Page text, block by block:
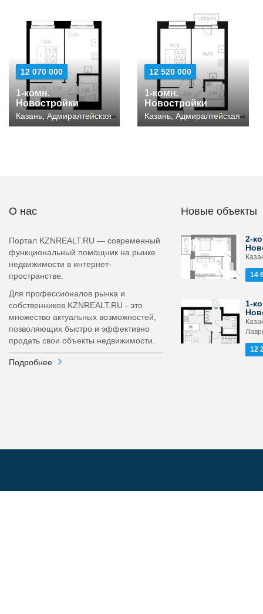
12 070 000
1-комн.
Новостройки
Казань, Адмиралтейская
12 520 000
1-комн.
Новостройки
Казань, Адмиралтейская
О нас
Портал KZNREALT.RU — современный
функциональный помощник на рынке
недвижимости в интернет-
пространстве.
Для профессионалов рынка и
собственников KZNREALT.RU - это
множество актуальных возможностей,
позволяющих быстро и эффективно
продать свои объекты недвижимости.
Подробнее
Новые объекты
2-
14
1-
12